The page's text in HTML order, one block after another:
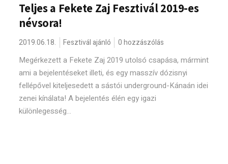
Teljes a Fekete Zaj Fesztivál 2019-es
névsora!
2019.06.18. Fesztivál ajánló 0 hozzászólás
Megérkezett a Fekete Zaj 2019 utolsó csapása, mármint
ami a bejelentéseket illeti, és egy masszív dózisnyi
fellépővel kiteljesedett a sástói underground-Kánaán idei
zenei kínálata! A bejelentés élén egy igazi
különlegesség...